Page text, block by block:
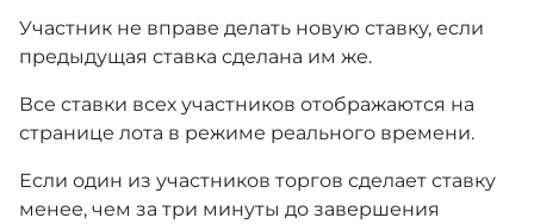
Участник не вправе делать новую ставку, если
предыдущая ставка сделана им же.
Все ставки всех участников отображаются на
странице лота в режиме реального времени.
Если один из участников торгов сделает ставку
менее, чем за три минуты до завершения